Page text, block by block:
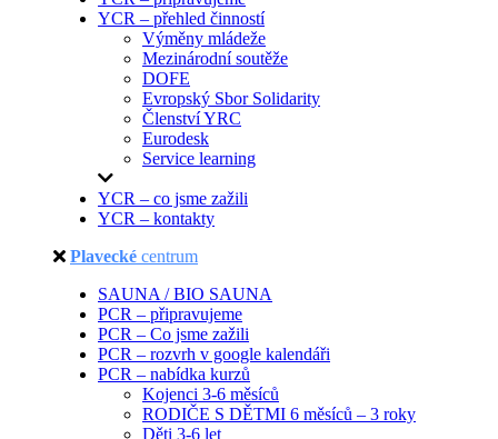
YCR – přehled činností
Výměny mládeže
Mezinárodní soutěže
DOFE
Evropský Sbor Solidarity
Členství YRC
Eurodesk
Service learning
YCR – co jsme zažili
YCR – kontakty
Plavecké centrum
SAUNA / BIO SAUNA
PCR – připravujeme
PCR – Co jsme zažili
PCR – rozvrh v google kalendáři
PCR – nabídka kurzů
Kojenci 3-6 měsíců
RODIČE S DĚTMI 6 měsíců – 3 roky
Děti 3-6 let